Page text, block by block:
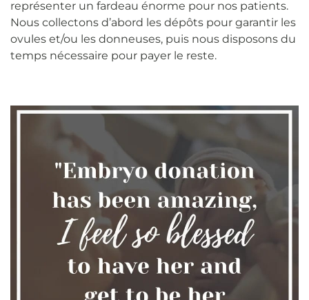
représenter un fardeau énorme pour nos patients.
Nous collectons d’abord les dépôts pour garantir les
ovules et/ou les donneuses, puis nous disposons du
temps nécessaire pour payer le reste.